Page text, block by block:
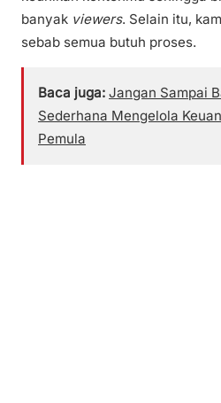
banyak viewers. Selain itu,
sebab semua butuh proses.
Baca juga: Jangan Sampai
Sederhana Mengelola
Pemula